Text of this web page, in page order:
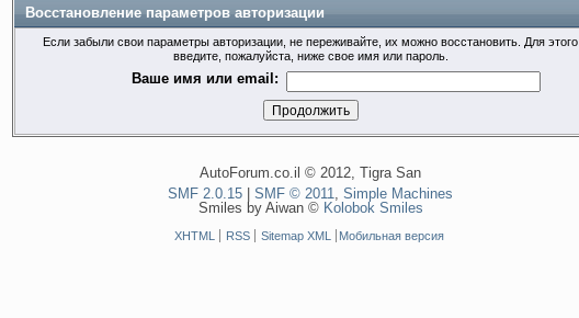
Восстановление параметров авторизации
Если забыли свои параметры авторизации, не переживайте, их можно восстановить. Для этого
введите, пожалуйста, ниже свое имя или пароль.
Ваше имя или email:
AutoForum.co.il © 2012, Tigra San
SMF 2.0.15
SMF © 2011, Simple Machines
Smiles by Aiwan © Kolobok Smiles
XHTML RSS Sitemap XML Мобильная версия